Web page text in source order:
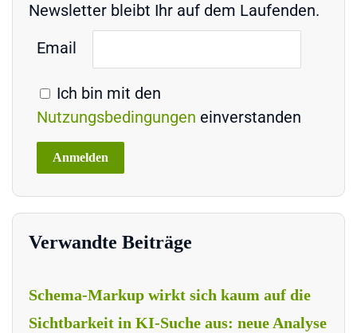
Newsletter bleibt Ihr auf dem Laufenden.
Email
Ich bin mit den
Nutzungsbedingungen einverstanden
Verwandte Beiträge
Schema-Markup wirkt sich kaum auf die
Sichtbarkeit in KI-Suche aus: neue Analyse